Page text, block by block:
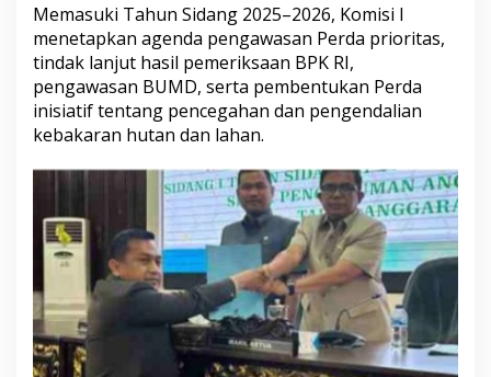
Memasuki Tahun Sidang 2025–2026, Komisi I
menetapkan agenda pengawasan Perda prioritas,
tindak lanjut hasil pemeriksaan BPK RI,
pengawasan BUMD, serta pembentukan Perda
inisiatif tentang pencegahan dan pengendalian
kebakaran hutan dan lahan.